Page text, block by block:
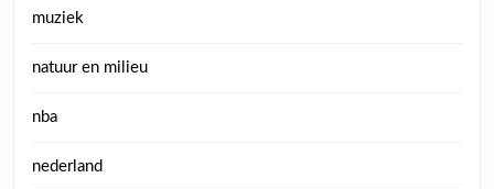
muziek
natuur en milieu
nba
nederland